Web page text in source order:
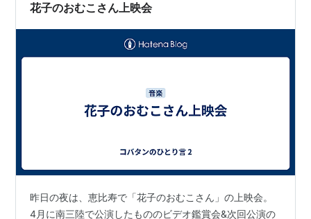
花子のおむこさん上映会
昨日の夜は、恵比寿で「花子のおむこさん」の上映会。
4月に南三陸で公演したもののビデオ鑑賞会&次回公演の